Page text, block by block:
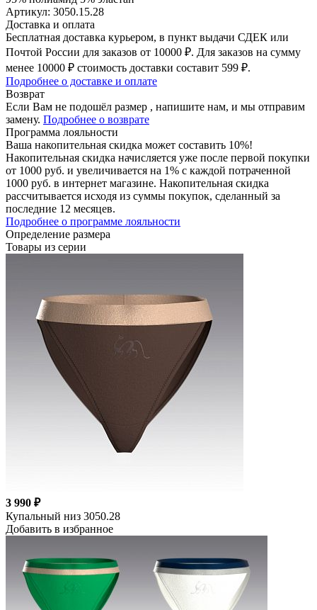
Артикул: 3050.15.28
Доставка и оплата
Бесплатная доставка курьером, в пункт выдачи СДЕК или
Почтой России для заказов от 10000 ₽. Для заказов на сумму
менее 10000 ₽ стоимость доставки составит 599 ₽.
Подробнее о доставке и оплате
Возврат
Если Вам не подошёл размер , напишите нам, и мы отправим
замену. Подробнее о возврате
Программа лояльности
Ваша накопительная скидка может составить 10%!
Накопительная скидка начисляется уже после первой покупки
от 1000 руб. и увеличивается на 1% с каждой потраченной
1000 руб. в интернет магазине. Накопительная скидка
рассчитывается исходя из суммы покупок, сделанный за
последние 12 месяцев.
Подробнее о программе лояльности
Определение размера
Товары из серии
3 990 ₽
Купальный низ 3050.28
Добавить в избранное